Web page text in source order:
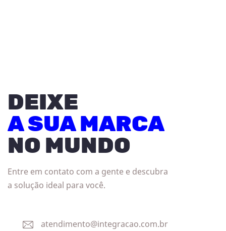
DEIXE
A SUA MARCA
NO MUNDO
Entre em contato com a gente e descubra
a solução ideal para você.
atendimento@integracao.com.br